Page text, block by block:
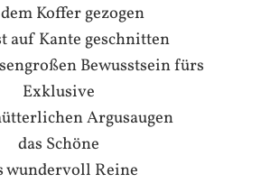
Koffer gezogen
auf Kante geschnitten
Bewusstsein fürs
Exklusive
Argusaugen
das Schöne
wundervoll Reine